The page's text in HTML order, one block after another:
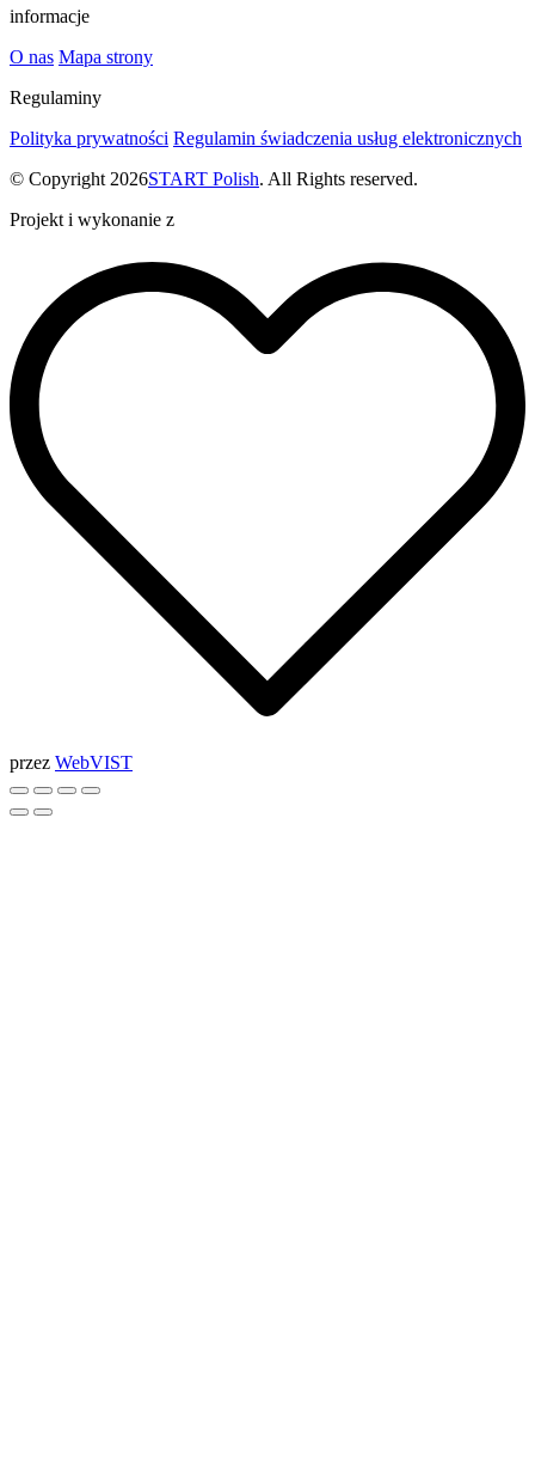
informacje
O nas Mapa strony
Regulaminy
Polityka prywatności Regulamin świadczenia usług elektronicznych
© Copyright 2026START Polish. All Rights reserved.
Projekt i wykonanie z
przez WebVIST